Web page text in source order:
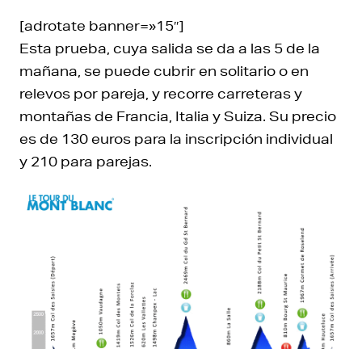
[adrotate banner=»15″]
Esta prueba, cuya salida se da a las 5 de la
mañana, se puede cubrir en solitario o en
relevos por pareja, y recorre carreteras y
montañas de Francia, Italia y Suiza. Su precio
es de 130 euros para la inscripción individual
y 210 para parejas.